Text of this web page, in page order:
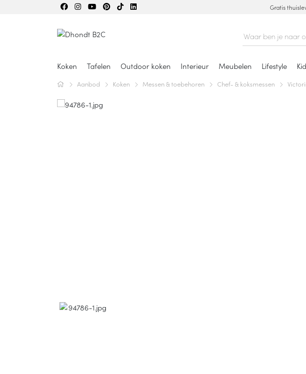
Gratis
Koken Tafelen Outdoor koken Interieur Meubelen Lifestyle
Aanbod Koken Messen & toebehoren Chef- & koksmessen